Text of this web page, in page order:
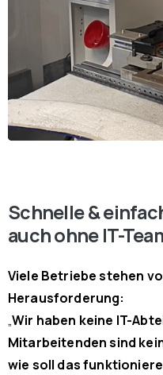
Schnelle &
auch ohne IT-
Viele Betriebe stehen
Herausforderung:
„Wir haben keine IT-
Mitarbeitenden sind
wie soll das